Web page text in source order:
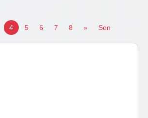
4 5 6 7 8 » Son